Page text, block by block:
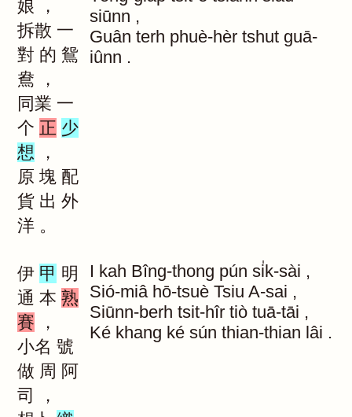
娘
，
拆散 一
對 的 鴛
鴦
，
同業 一
个 正 少
想
，
原 塊 配
貨 出 外
洋 。
siūnn ,
Guân terh phuè-hèr tshut guā-
iûnn .
伊 甲 明
通 本 熟
賽
，
小名 號
做 周 阿
司
，
I kah Bîng-thong pún si̍k-sài ,
Sió-miâ hō-tsuè Tsiu A-sai ,
Siūnn-berh tsit-hîr tiò tuā-tāi ,
Ké khang ké sún thian-thian lâi .